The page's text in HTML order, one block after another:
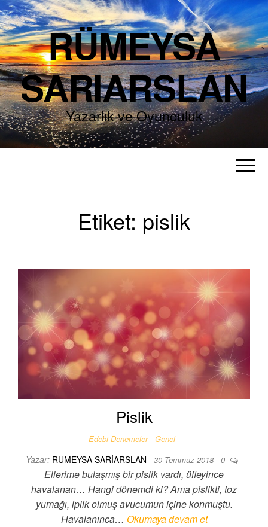
RÜMEYSA
SARIARSLAN
Yazarlık ve Oyunculuk
Etiket: pislik
Pislik
Edebi Denemeler Genel
Yazar: RUMEYSA SARIARSLAN 30 Temmuz 2018 0
Ellerime bulaşmış bir pislik vardı, üfleyince
havalanan… Hangi dönemdi ki? Ama pislikti, toz
yumağı, iplik olmuş avucumun içine konmuştu.
Havalanınca… Okumaya devam et